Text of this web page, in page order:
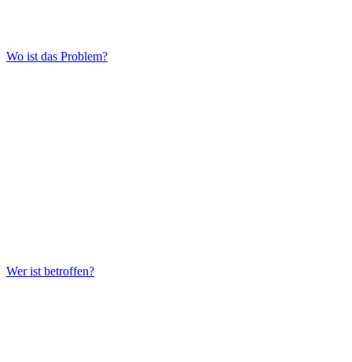
Wo ist das Problem?
Wer ist betroffen?